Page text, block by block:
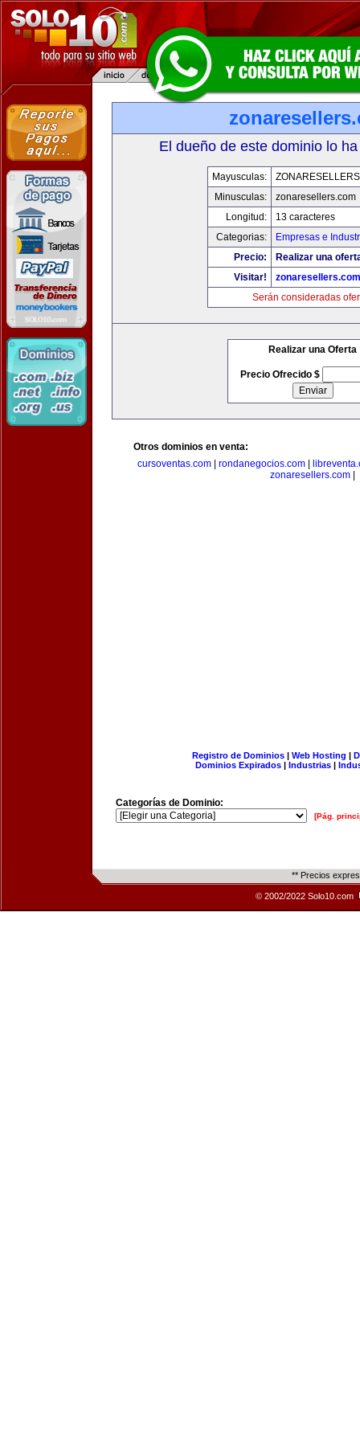
El dueño de este dominio lo
Mayusculas:
Minusculas:
zonaresellers.com
Longitud:
13 caracteres
Categorias:
Empresas e
Precio:
Realizar una
Visitar!
zonaresellers.com
Serán consideradas
Realizar una Oferta
Precio Ofrecido $
Otros dominios en venta:
cursoventas.com
rondanegocios.com
zonaresellers.com
Registro de Dominios| Web Hosting |
Dominios Expirados | Industrias |
Categorías de Dominio:
[Pág.
** Precios
© 2002/2022 Solo10.com